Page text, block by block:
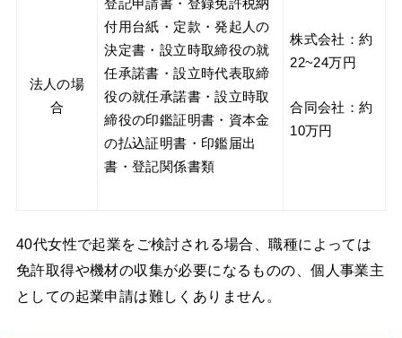
法人の場
合
登記申請書・登録免許税納
付用台紙・定款・発起人の
決定書・設立時取締役の就
任承諾書・設立時代表取締
役の就任承諾書・設立時取
締役の印鑑証明書・資本金
の払込証明書・印鑑届出
書・登記関係書類
株式会社：約
22~24万円
合同会社：約
10万円
40代女性で起業をご検討される場合、職種によっては
免許取得や機材の収集が必要になるものの、個人事業主
としての起業申請は難しくありません。